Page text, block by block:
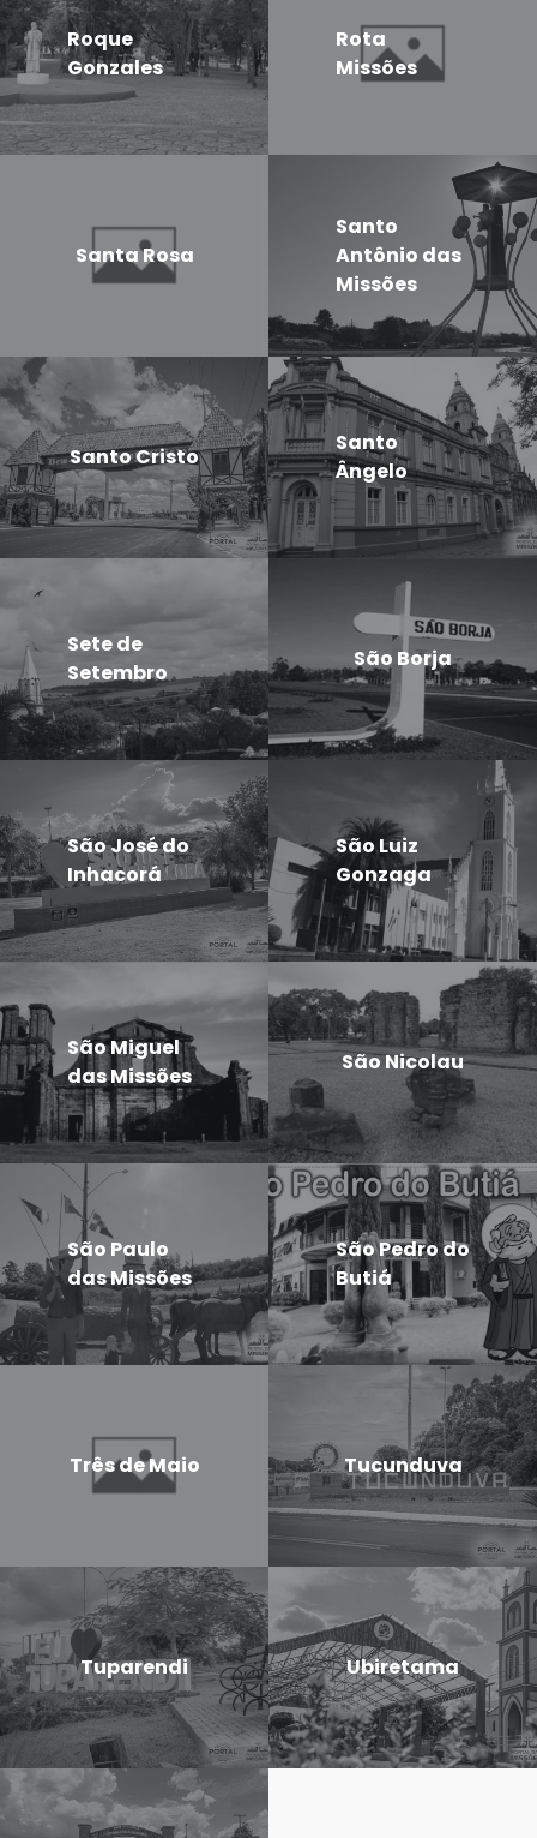
Roque
Gonzales
Rota
Missões
Santa Rosa
Santo
Antônio das
Missões
Santo Cristo
Santo
Ângelo
Sete de
Setembro
São Borja
São José do
Inhacorá
São Luiz
Gonzaga
São Miguel
das Missões
São Nicolau
São Paulo
das Missões
São Pedro do
Butiá
Três de Maio Tucunduva
Tuparendi Ubiretama